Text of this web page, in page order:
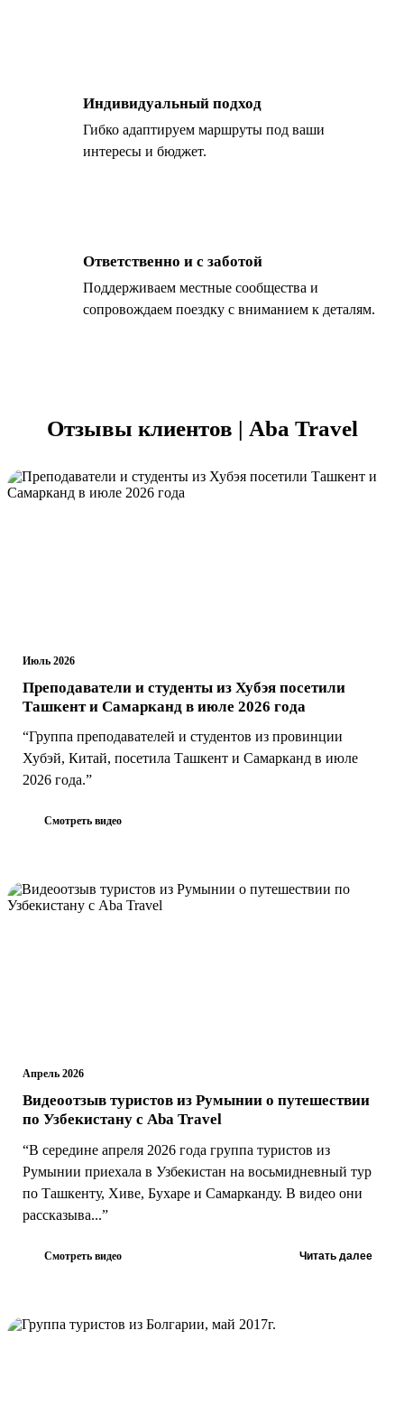
Индивидуальный подход
Гибко адаптируем маршруты под ваши
интересы и бюджет.
Ответственно и с заботой
Поддерживаем местные сообщества и
сопровождаем поездку с вниманием к деталям.
Отзывы клиентов | Aba Travel
Июль 2026
Преподаватели и студенты из Хубэя посетили
Ташкент и Самарканд в июле 2026 года
“Группа преподавателей и студентов из провинции
Хубэй, Китай, посетила Ташкент и Самарканд в июле
2026 года.”
Смотреть видео
Апрель 2026
Видеоотзыв туристов из Румынии о путешествии
по Узбекистану с Aba Travel
“В середине апреля 2026 года группа туристов из
Румынии приехала в Узбекистан на восьмидневный тур
по Ташкенту, Хиве, Бухаре и Самарканду. В видео они
рассказыва...”
Смотреть видео Читать далее